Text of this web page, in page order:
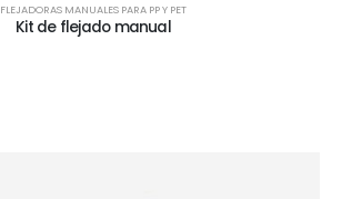
FLEJADORAS MANUALES PARA PP Y PET
Kit de flejado manual